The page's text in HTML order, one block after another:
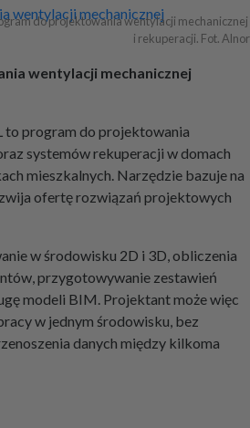
wentylacji mechanicznej
do projektowania wentylacji mechanicznej
i rekuperacji. Fot. Alnor
wentylacji mechanicznej
to program do projektowania
systemów rekuperacji w domach
mieszkalnych. Narzędzie bazuje na
ofertę rozwiązań projektowych
w środowisku 2D i 3D, obliczenia
przygotowywanie zestawień
modeli BIM. Projektant może więc
w jednym środowisku, bez
danych między kilkoma